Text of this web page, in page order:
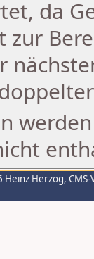
da
zur
Heinz Herzog,